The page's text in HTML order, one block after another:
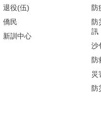
退役(伍)
僑民
新訓中心
防
防
訊
沙
防
災
防